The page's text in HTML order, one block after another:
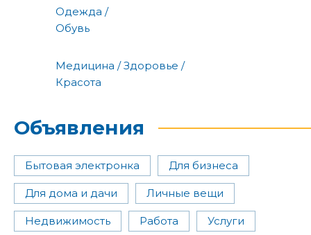
Одежда /
Обувь
Медицина / Здоровье /
Красота
Объявления
Бытовая электронка Для бизнеса
Для дома и дачи Личные вещи
Недвижимость Работа Услуги